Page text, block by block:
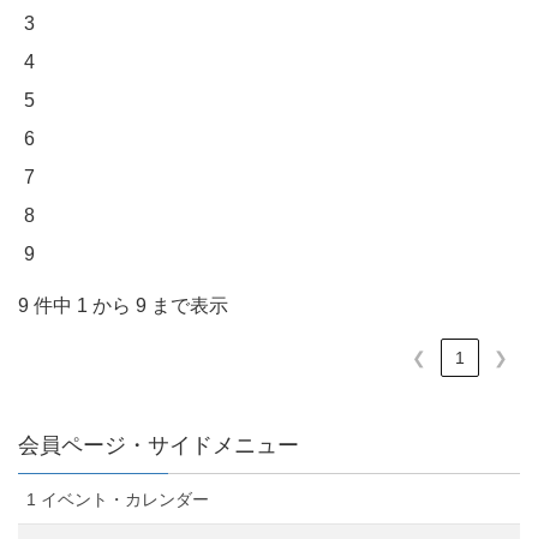
3
4
5
6
7
8
9
9 件中 1 から 9 まで表示
❮ 1 ❯
会員ページ・サイドメニュー
1 イベント・カレンダー